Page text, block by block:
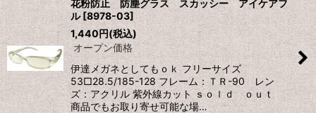
花粉防止 防塵グラス スカッシー アイケアフ
ル [8978-03]
1,440円(税込)
オープン価格
伊達メガネとしてもｏｋ フリーサイズ
53□28.5/185-128 フレーム：ＴＲ-90 レン
ズ：アクリル 紫外線カット ｓｏｌｄ ｏｕｔ
商品でもお取り寄せ可能な場…